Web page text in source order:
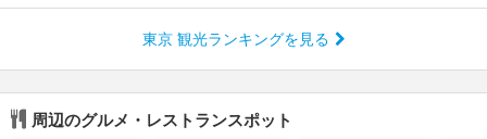
東京 観光ランキングを見る
周辺のグルメ・レストランスポット